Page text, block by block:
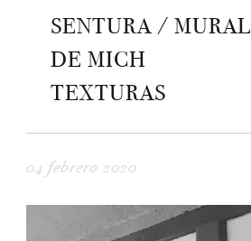
SENTURA / MURAL
DE MICH
TEXTURAS
04 febrero 2020